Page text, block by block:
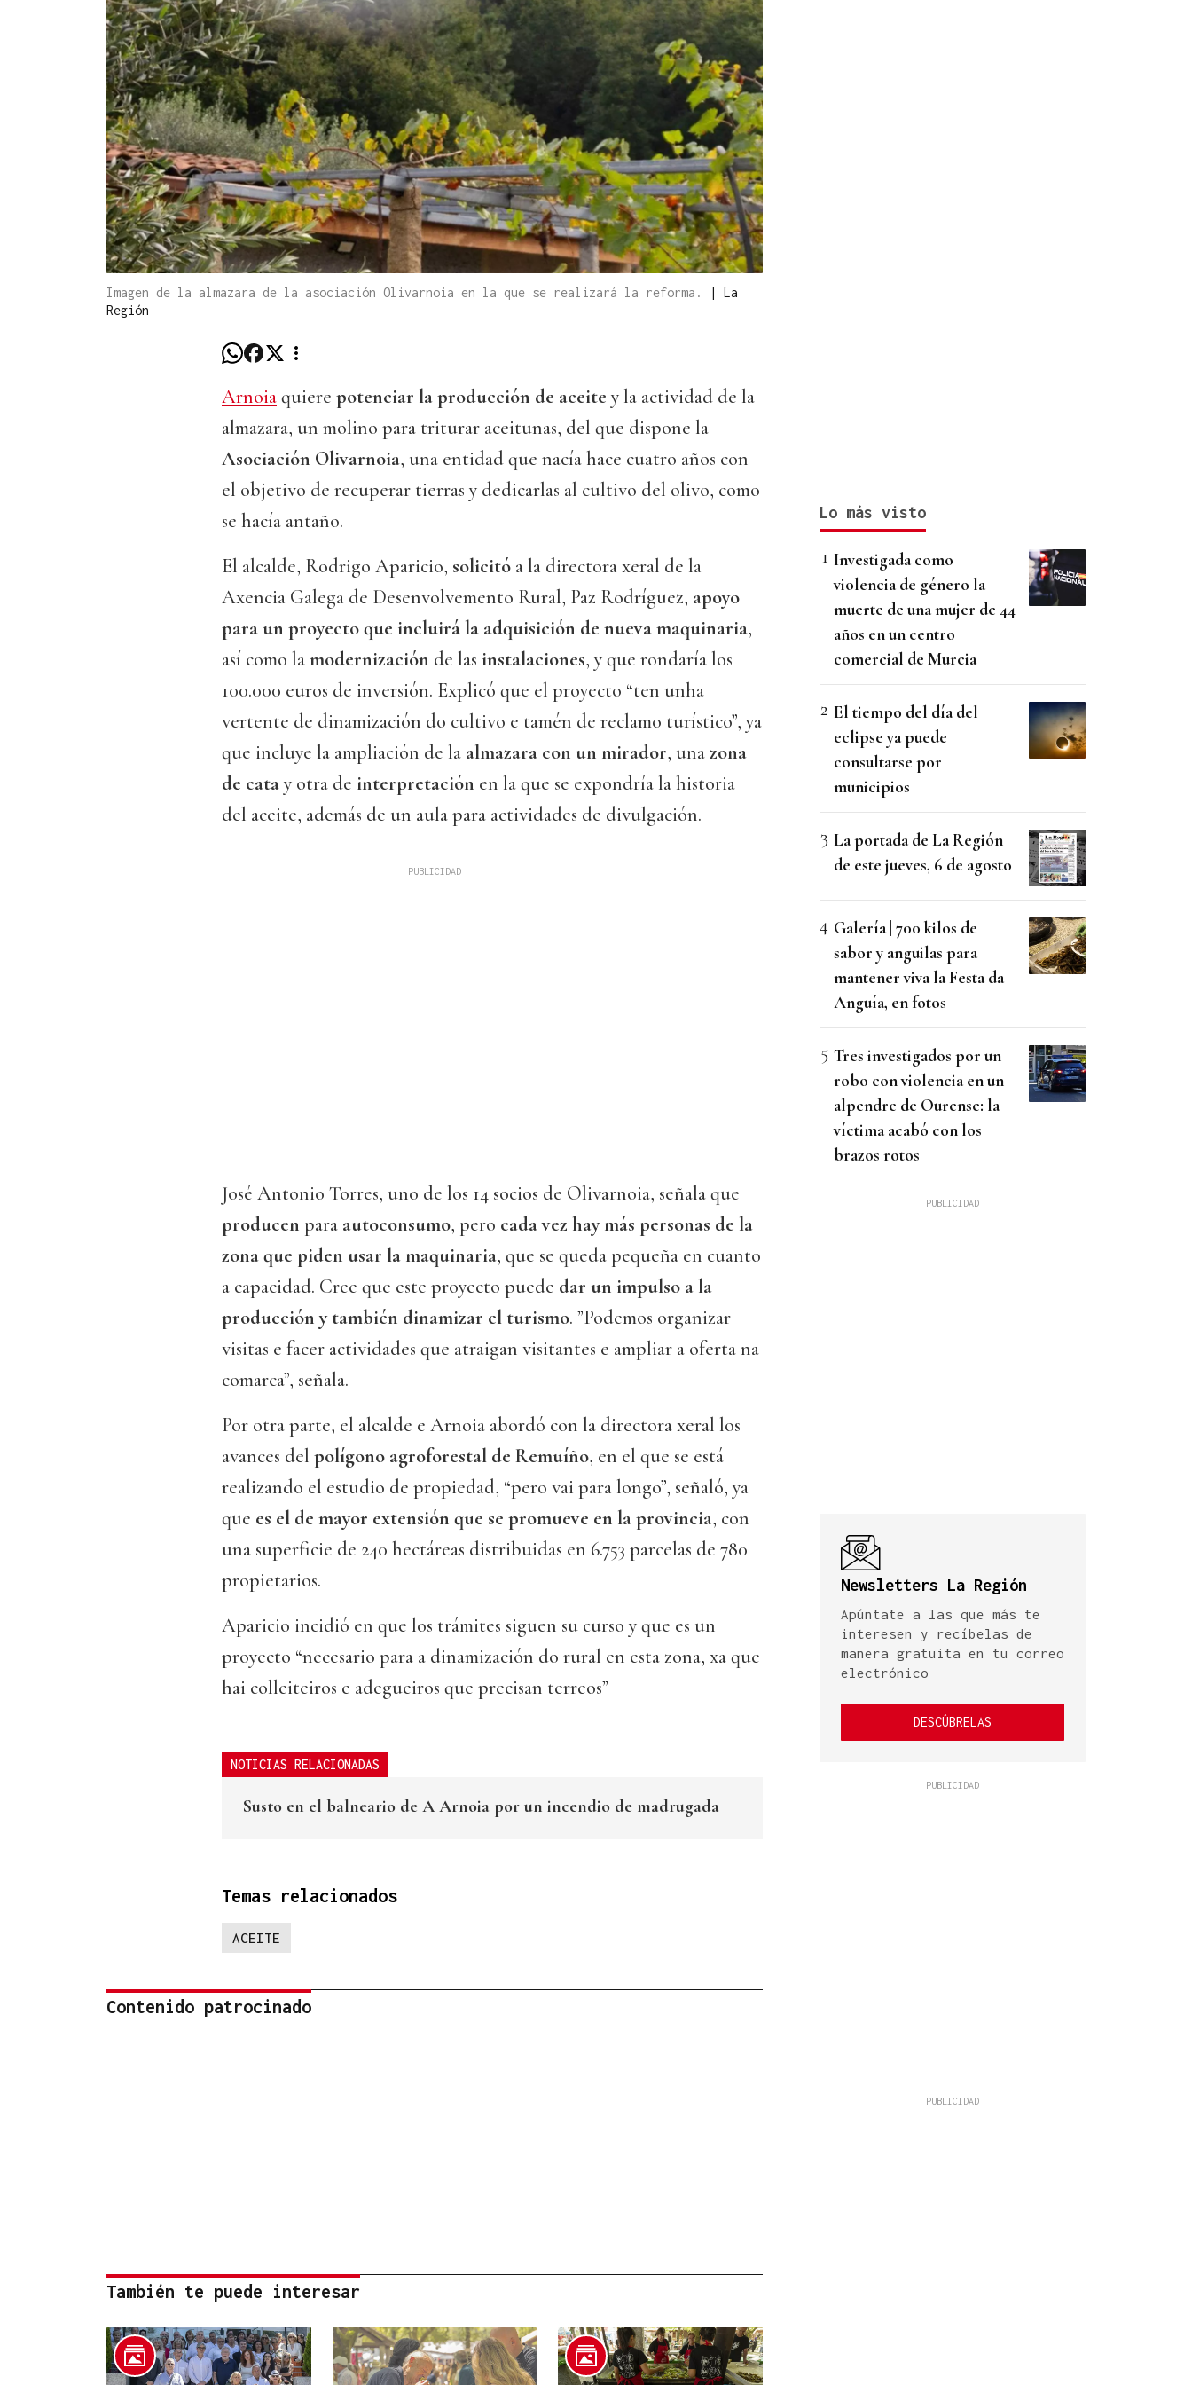
Imagen de la almazara de la asociación Olivarnoia en la que se realizará la reforma. | La
Región
Arnoiaquiere potenciar la producción de aceite y la actividad de la
almazara, un molino para triturar aceitunas, del que dispone la
Asociación Olivarnoia, una entidad que nacía hace cuatro años con
el objetivo de recuperar tierras y dedicarlas al cultivo del olivo, como
se hacía antaño.
El alcalde, Rodrigo Aparicio, solicitó a la directora xeral de la
Axencia Galega de Desenvolvemento Rural, Paz Rodríguez, apoyo
para un proyecto que incluirá la adquisición de nueva maquinaria,
así como lamodernización de las instalaciones, y que rondaría los
100.000 euros de inversión. Explicó que el proyecto “ten unha
vertente de dinamización do cultivo e tamén de reclamo turístico”, ya
que incluye la ampliación de la almazara con un mirador, unazona
de catay otra de interpretación en la que se expondría la historia
del aceite, además de un aula para actividades de divulgación.
José Antonio Torres, uno de los 14 socios de Olivarnoia, señala que
producen para autoconsumo, pero cada vez hay más personas de la
zona que piden usar la maquinaria, que se queda pequeña en cuanto
a capacidad. Cree que este proyecto puede dar un impulso a la
producción y también dinamizar el turismo. ”Podemos organizar
visitas e facer actividades que atraigan visitantes e ampliar a oferta na
comarca”, señala.
Por otra parte, el alcalde e Arnoia abordó con la directora xeral los
avances del polígono agroforestal de Remuíño, en el que se está
realizando el estudio de propiedad, “pero vai para longo”, señaló, ya
que es el de mayor extensión que se promueve en la provincia, con
una superficie de 240 hectáreas distribuidas en 6.753 parcelas de 780
propietarios.
Aparicio incidió en que los trámites siguen su curso y que es un
proyecto “necesario para a dinamización do rural en esta zona, xa que
hai colleiteiros e adegueiros que precisan terreos”
NOTICIAS RELACIONADAS
Susto en el balneario de A Arnoia por un incendio de madrugada
Temas relacionados
ACEITE
Contenido patrocinado
También te puede interesar
Lo más visto
Investigada como
violencia de género la
muerte de una mujer de 44
años en un centro
comercial de Murcia
El tiempo del día del
eclipse ya puede
consultarse por
municipios
La portada de La Región
de este jueves, 6 de agosto
Galería | 700 kilos de
sabor y anguilas para
mantener viva la Festa da
Anguía, en fotos
Tres investigados por un
robo con violencia en un
alpendre de Ourense: la
víctima acabó con los
brazos rotos
Newsletters La Región
Apúntate a las que más te
interesen y recíbelas de
manera gratuita en tu correo
electrónico
DESCÚBRELAS